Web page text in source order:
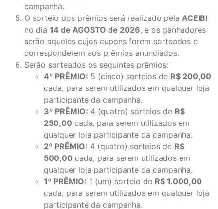
campanha.
O sorteio dos prêmios será realizado pela ACEIBI
no dia 14 de AGOSTO de 2026, e os ganhadores
serão aqueles cujos cupons forem sorteados e
corresponderem aos prêmios anunciados.
Serão sorteados os seguintes prêmios:
4º PRÊMIO: 5 (cinco) sorteios de R$ 200,00
cada, para serem utilizados em qualquer loja
participante da campanha.
3º PRÊMIO: 4 (quatro) sorteios de R$
250,00 cada, para serem utilizados em
qualquer loja participante da campanha.
2º PRÊMIO: 4 (quatro) sorteios de R$
500,00 cada, para serem utilizados em
qualquer loja participante da campanha.
1º PRÊMIO: 1 (um) sorteio de R$ 1.000,00
cada, para serem utilizados em qualquer loja
participante da campanha.